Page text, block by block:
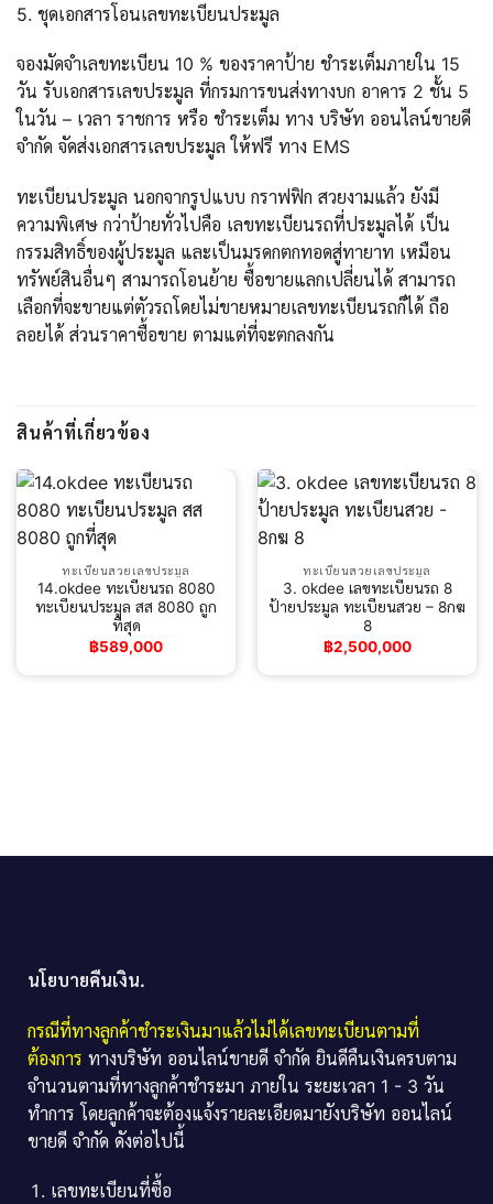
5. ชุดเอกสารโอนเลขทะเบียนประมูล
จองมัดจำเลขทะเบียน 10 % ของราคาป้าย ชำระเต็มภายใน 15
วัน รับเอกสารเลขประมูล ที่กรมการขนส่งทางบก อาคาร 2 ชั้น 5
ในวัน – เวลา ราชการ หรือ ชำระเต็ม ทาง บริษัท ออนไลน์ขายดี
จำกัด จัดส่งเอกสารเลขประมูล ให้ฟรี ทาง EMS
ทะเบียนประมูล นอกจากรูปแบบ กราฟฟิก สวยงามแล้ว ยังมี
ความพิเศษ กว่าป้ายทั่วไปคือ เลขทะเบียนรถที่ประมูลได้ เป็น
กรรมสิทธิ์ของผู้ประมูล และเป็นมรดกตกทอดสู่ทายาท เหมือน
ทรัพย์สินอื่นๆ สามารถโอนย้าย ซื้อขายแลกเปลี่ยนได้ สามารถ
เลือกที่จะขายแต่ตัวรถโดยไม่ขายหมายเลขทะเบียนรถก็ได้ ถือ
ลอยได้ ส่วนราคาซื้อขาย ตามแต่ที่จะตกลงกัน
สินค้าที่เกี่ยวข้อง
ทะเบียนสวยเลขประมูล
14.okdee ทะเบียนรถ 8080
ทะเบียนประมูล สส 8080 ถูก
ที่สุด
฿589,000
ทะเบียนสวยเลขประมูล
3. okdee เลขทะเบียนรถ 8
ป้ายประมูล ทะเบียนสวย – 8กฆ
8
฿2,500,000
นโยบายคืนเงิน.
กรณีที่ทางลูกค้าชำระเงินมาแล้วไม่ได้เลขทะเบียนตามที่
ต้องการ ทางบริษัท ออนไลน์ขายดี จำกัด ยินดีคืนเงินครบตาม
จำนวนตามที่ทางลูกค้าชำระมา ภายใน ระยะเวลา 1 - 3 วัน
ทำการ โดยลูกค้าจะต้องแจ้งรายละเอียดมายังบริษัท ออนไลน์
ขายดี จำกัด ดังต่อไปนี้
เลขทะเบียนที่ซื้อ